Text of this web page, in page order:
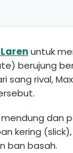
untuk
berujung
sang rival,
dan
kering
ban basah.